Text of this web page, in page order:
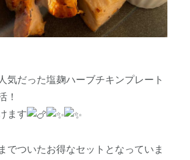
気だった塩麹ハーブチキンプレート
！
ます
でついたお得なセットとなっていま